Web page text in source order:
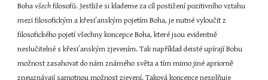
Boha všech filosofů. Jestliže si klademe za cíl postižení pozitivního vztahu
mezi filosofickým a křesťanským pojetím Boha, je nutné vyloučit z
filosofického pojetí všechny koncepce Boha, které jsou evidentně
neslučitelné s křesťanským zjevením. Tak například deisté upírají Bohu
možnost zasahovat do nám známého světa a tím mimo jiné apriorně
zneuznávají samotnou možnost zjevení. Taková koncepce nesplňuje